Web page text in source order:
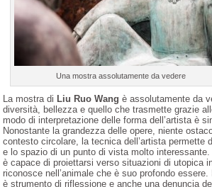
Una mostra assolutamente da vedere
La mostra di Liu Ruo Wang è assolutamente da
diversità, bellezza e quello che trasmette grazie
modo di interpretazione delle forma dell’artista è
Nonostante la grandezza delle opere, niente
contesto circolare, la tecnica dell’artista permette
e lo spazio di un punto di vista molto interessante.
è capace di proiettarsi verso situazioni di utopica
riconosce nell’animale che è suo profondo essere.
è strumento di riflessione e anche una denuncia